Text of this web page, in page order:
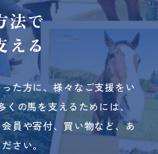
法で
える
た方に、様々なご支援をい
くの馬を支えるためには、
会員や寄付、買い物など、あ
さい。